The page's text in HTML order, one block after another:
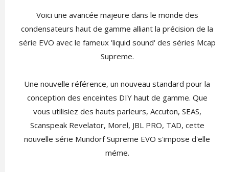
Voici une avancée majeure dans le monde des
condensateurs haut de gamme alliant la précision de la
série EVO avec le fameux 'liquid sound' des séries Mcap
Supreme.
Une nouvelle référence, un nouveau standard pour la
conception des enceintes DIY haut de gamme. Que
vous utilisiez des hauts parleurs, Accuton, SEAS,
Scanspeak Revelator, Morel, JBL PRO, TAD, cette
nouvelle série Mundorf Supreme EVO s'impose d'elle
méme.